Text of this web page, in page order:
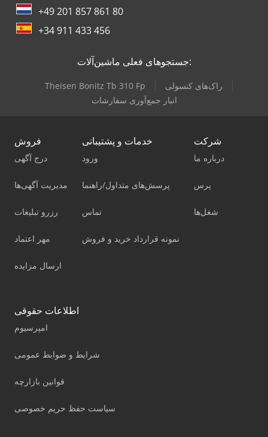
+49 201 857 861 80
+34 911 433 456
جستجوهای فعلی ماشین‌آلات:
Theisen Bonitz Tb 310 Fp
راک‌های کنسولی
انبار جمع‌آوری سفارشات
فروش
درج آگهی
مدیریت آگهی‌ها
رزرو تبلیغات
مهر اعتماد
ارسال مزایده
خدمات و پشتیبانی
ورود
پرسش‌های متداول/راهنما
تماس
نمونه قرارداد خرید و فروش
شرکت
درباره ما
پرس
شغل‌ها
اطلاعات حقوقی
امپرسیوم
شرایط و ضوابط عمومی
قوانین بازارچه
سیاست حفظ حریم خصوصی